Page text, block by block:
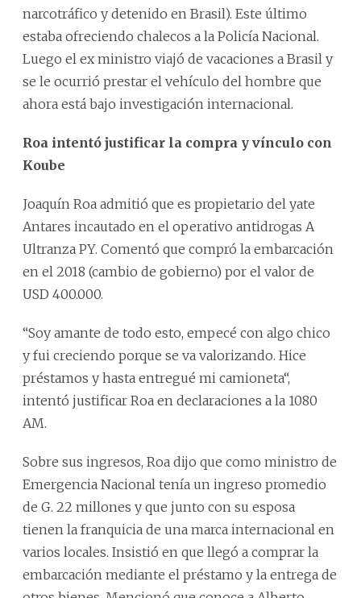
narcotráfico y detenido en Brasil). Este último
estaba ofreciendo chalecos a la Policía Nacional.
Luego el ex ministro viajó de vacaciones a Brasil y
se le ocurrió prestar el vehículo del hombre que
ahora está bajo investigación internacional.
Roa intentó justificar la compra y vínculo con
Koube
Joaquín Roa admitió que es propietario del yate
Antares incautado en el operativo antidrogas A
Ultranza PY. Comentó que compró la embarcación
en el 2018 (cambio de gobierno) por el valor de
USD 400.000.
“Soy amante de todo esto, empecé con algo chico
y fui creciendo porque se va valorizando. Hice
préstamos y hasta entregué mi camioneta“,
intentó justificar Roa en declaraciones a la 1080
AM.
Sobre sus ingresos, Roa dijo que como ministro de
Emergencia Nacional tenía un ingreso promedio
de G. 22 millones y que junto con su esposa
tienen la franquicia de una marca internacional en
varios locales. Insistió en que llegó a comprar la
embarcación mediante el préstamo y la entrega de